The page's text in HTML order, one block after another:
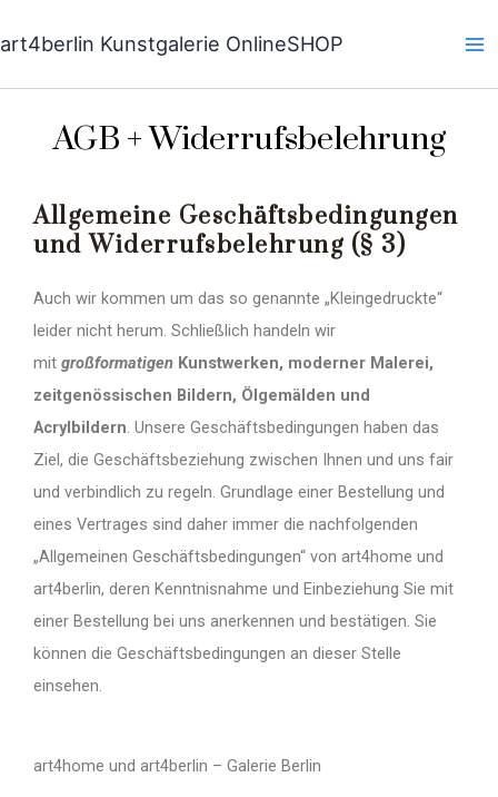
Inhalt
art4berlin Kunstgalerie OnlineSHOP
AGB + Widerrufsbelehrung
Allgemeine Geschäftsbedingungen
und Widerrufsbelehrung (§ 3)
Auch wir kommen um das so genannte „Kleingedruckte“
leider nicht herum. Schließlich handeln wir
mit großformatigen Kunstwerken, moderner Malerei,
zeitgenössischen Bildern, Ölgemälden und
Acrylbildern. Unsere Geschäftsbedingungen haben das
Ziel, die Geschäftsbeziehung zwischen Ihnen und uns fair
und verbindlich zu regeln. Grundlage einer Bestellung und
eines Vertrages sind daher immer die nachfolgenden
„Allgemeinen Geschäftsbedingungen“ von art4home und
art4berlin, deren Kenntnisnahme und Einbeziehung Sie mit
einer Bestellung bei uns anerkennen und bestätigen. Sie
können die Geschäftsbedingungen an dieser Stelle
einsehen.
art4home und art4berlin – Galerie Berlin